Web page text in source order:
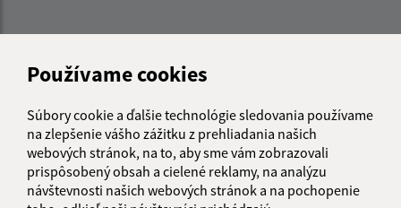
Používame cookies
Súbory cookie a ďalšie technológie sledovania používame
na zlepšenie vášho zážitku z prehliadania našich
webových stránok, na to, aby sme vám zobrazovali
prispôsobený obsah a cielené reklamy, na analýzu
návštevnosti našich webových stránok a na pochopenie